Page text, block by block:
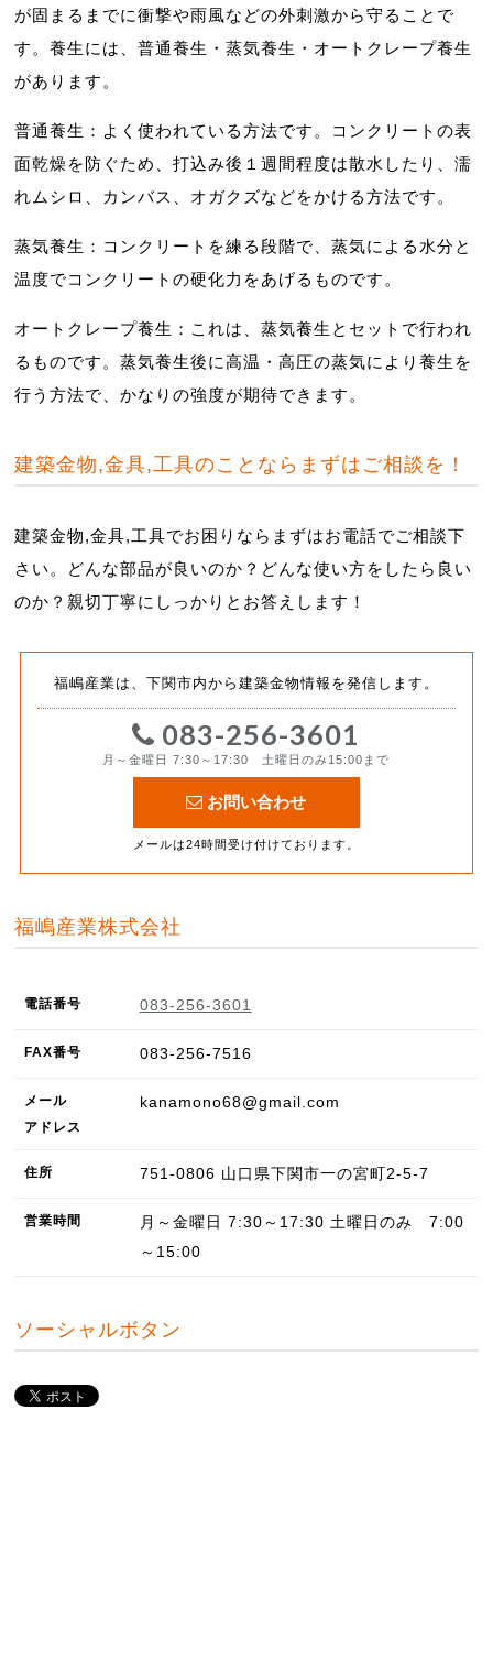
が固まるまでに衝撃や雨風などの外刺激から守ることで
す。養生には、普通養生・蒸気養生・オートクレープ養生
があります。
普通養生：よく使われている方法です。コンクリートの表
面乾燥を防ぐため、打込み後１週間程度は散水したり、濡
れムシロ、カンバス、オガクズなどをかける方法です。
蒸気養生：コンクリートを練る段階で、蒸気による水分と
温度でコンクリートの硬化力をあげるものです。
オートクレープ養生：これは、蒸気養生とセットで行われ
るものです。蒸気養生後に高温・高圧の蒸気により養生を
行う方法で、かなりの強度が期待できます。
建築金物,金具,工具のことならまずはご相談を！
建築金物,金具,工具でお困りならまずはお電話でご相談下
さい。どんな部品が良いのか？どんな使い方をしたら良い
のか？親切丁寧にしっかりとお答えします！
福嶋産業は、下関市内から建築金物情報を発信します。
083-256-3601
月～金曜日 7:30～17:30 土曜日のみ15:00まで
お問い合わせ
メールは24時間受け付けております。
福嶋産業株式会社
電話番号 083-256-3601
FAX番号 083-256-7516
メール
アドレス
kanamono68@gmail.com
住所 751-0806 山口県下関市一の宮町2-5-7
営業時間
月～金曜日 7:30～17:30 土曜日のみ 7:00
～15:00
ソーシャルボタン